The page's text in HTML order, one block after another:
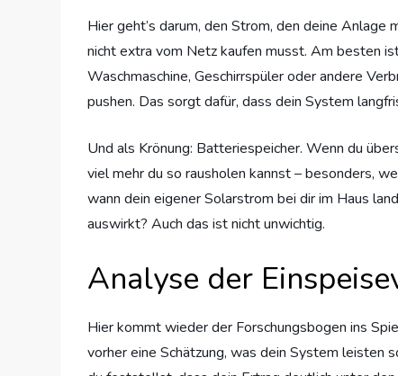
Hier geht’s darum, den Strom, den deine
nicht extra vom Netz kaufen musst. Am besten
Waschmaschine, Geschirrspüler oder andere
pushen. Das sorgt dafür, dass dein System
Und als Krönung: Batteriespeicher. Wenn du
viel mehr du so rausholen kannst – besonders,
wann dein eigener Solarstrom bei dir im Haus
auswirkt? Auch das ist nicht unwichtig.
Analyse der
Hier kommt wieder der Forschungsbogen ins
vorher eine Schätzung, was dein System leisten